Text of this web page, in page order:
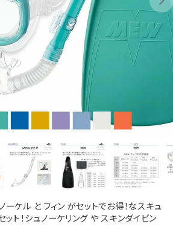
ーケル と フィン がセットでお得！なスキュ
ト！シュノーケリング や スキンダイビン